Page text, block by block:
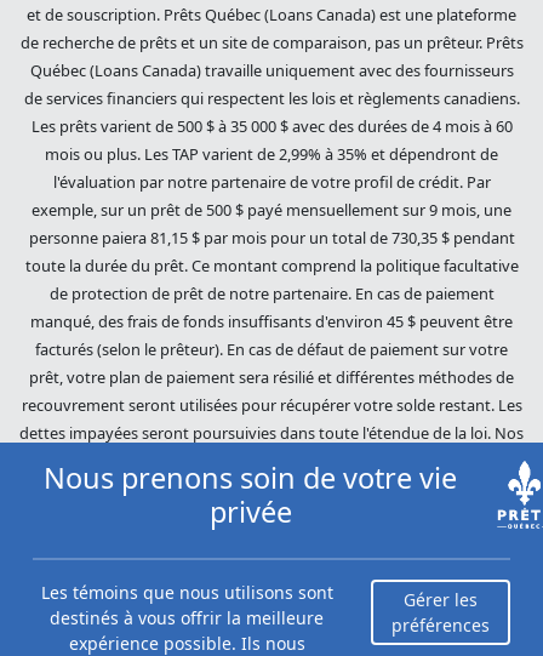
et de souscription. Prêts Québec (Loans Canada) est une plateforme
de recherche de prêts et un site de comparaison, pas un prêteur. Prêts
Québec (Loans Canada) travaille uniquement avec des fournisseurs
de services financiers qui respectent les lois et règlements canadiens.
Les prêts varient de 500 $ à 35 000 $ avec des durées de 4 mois à 60
mois ou plus. Les TAP varient de 2,99% à 35% et dépendront de
l'évaluation par notre partenaire de votre profil de crédit. Par
exemple, sur un prêt de 500 $ payé mensuellement sur 9 mois, une
personne paiera 81,15 $ par mois pour un total de 730,35 $ pendant
toute la durée du prêt. Ce montant comprend la politique facultative
de protection de prêt de notre partenaire. En cas de paiement
manqué, des frais de fonds insuffisants d'environ 45 $ peuvent être
facturés (selon le prêteur). En cas de défaut de paiement sur votre
prêt, votre plan de paiement sera résilié et différentes méthodes de
recouvrement seront utilisées pour récupérer votre solde restant. Les
dettes impayées seront poursuivies dans toute l'étendue de la loi. Nos
Québec (Loans Canada) n'est pas affilié à Equifax Canada Co., sa
société mère, ses filiales ou ses sociétés affiliées (collectivement,
Score du risque Equifax, cependant, Equifax n'approuve, ne garantit ni
ne recommande aucun des produits, services ou contenus de ce site
Nous prenons soin de votre vie
privée
Les témoins que nous utilisons sont
destinés à vous offrir la meilleure
expérience possible. Ils nous
Gérer les
préférences